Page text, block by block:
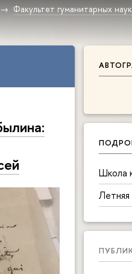
Факультет гуманитарных наук
Школа
Летняя